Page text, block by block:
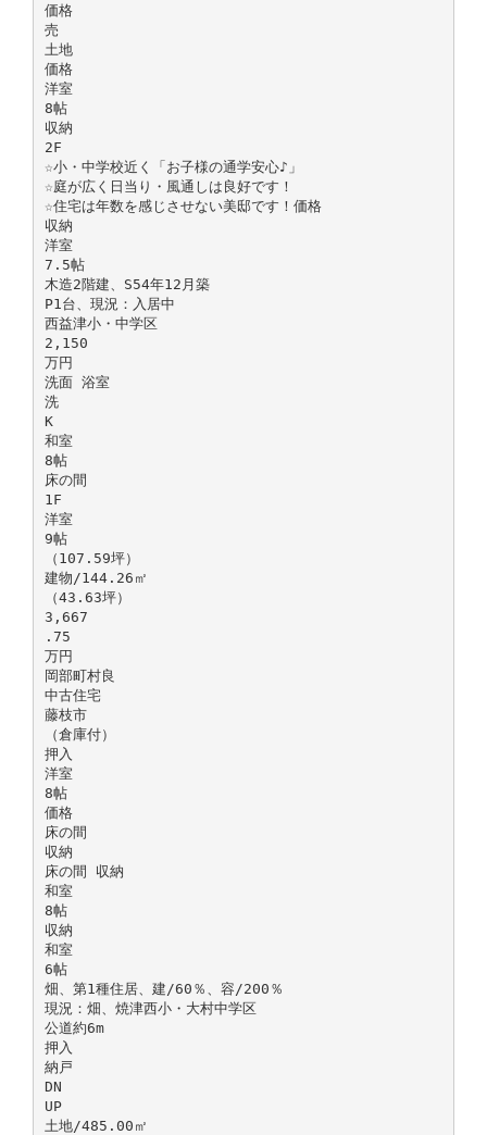
価格
売
土地
価格
洋室
8帖
収納
2F
☆小・中学校近く「お子様の通学安心♪」
☆庭が広く日当り・風通しは良好です！
☆住宅は年数を感じさせない美邸です！価格
収納
洋室
7.5帖
木造2階建、S54年12月築
P1台、現況：入居中
西益津小・中学区
2,150
万円
洗面 浴室
洗
K
和室
8帖
床の間
1F
洋室
9帖
（107.59坪）
建物/144.26㎡
（43.63坪）
3,667
.75
万円
岡部町村良
中古住宅
藤枝市
（倉庫付）
押入
洋室
8帖
価格
床の間
収納
床の間 収納
和室
8帖
収納
和室
6帖
畑、第1種住居、建/60％、容/200％
現況：畑、焼津西小・大村中学区
公道約6m
押入
納戸
DN
UP
土地/485.00㎡